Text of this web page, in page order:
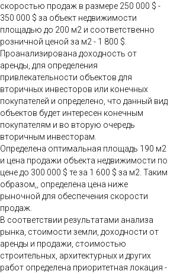
скоростью продаж в размере 250 000 $ -
350 000 $ за объект недвижимости
площадью до 200 м2 и соответственно
розничной ценой за м2 - 1 800 $.
Проанализирована доходность от
аренды, для определения
привлекательности объектов для
вторичных инвесторов или конечных
покупателей и определено, что данный вид
объектов будет интересен конечным
покупателям и во вторую очередь
вторичным инвесторам.
Определена оптимальная площадь 190 м2
и цена продажи объекта недвижимости по
цене до 300 000 $ те за 1 600 $ за м2. Таким
образом,, определена цена ниже
рыночной для обеспечения скорости
продаж.
В соответствии результатами анализа
рынка, стоимости земли, доходности от
аренды и продажи, стоимостью
строительных, архитектурных и других
работ определена приоритетная локация -